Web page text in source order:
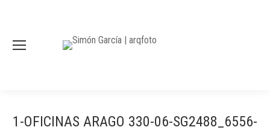
1-OFICINAS ARAGO 330-06-SG2488_6556-